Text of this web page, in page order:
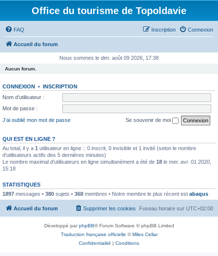
Office du tourisme de Topoldavie
FAQ Connexion
Inscription
Accueil du forum
Nous sommes le dim. août 09 2026, 17:38
Aucun forum.
CONNEXION • INSCRIPTION
Nom d’utilisateur :
Mot de passe :
J’ai oublié mon mot de passe
Se souvenir de moi
QUI EST EN LIGNE ?
Au total, il y a 1 utilisateur en ligne :: 0 inscrit, 0 invisible et 1 invité (selon le nombre
d’utilisateurs actifs des 5 dernières minutes)
Le nombre maximal d’utilisateurs en ligne simultanément a été de 18 le mer. avr. 01 2020,
15:18
STATISTIQUES
1897 messages • 380 sujets • 368 membres • Notre membre le plus récent est abaqus
Accueil du forum Fuseau horaire sur UTC+02:00
Supprimer les cookies
Développé parphpBB® Forum Software © phpBB Limited
Traduction française officielle ©Miles Cellar
Confidentialité | Conditions